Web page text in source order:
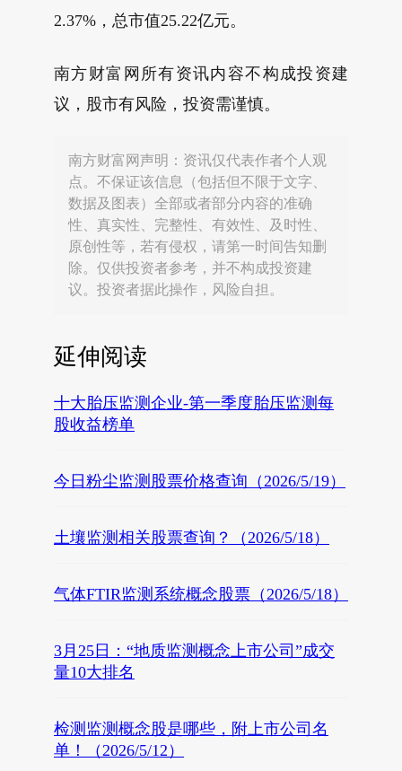
2.37%，总市值25.22亿元。
南方财富网所有资讯内容不构成投资建
议，股市有风险，投资需谨慎。
南方财富网声明：资讯仅代表作者个人观
点。不保证该信息（包括但不限于文字、
数据及图表）全部或者部分内容的准确
性、真实性、完整性、有效性、及时性、
原创性等，若有侵权，请第一时间告知删
除。仅供投资者参考，并不构成投资建
议。投资者据此操作，风险自担。
延伸阅读
十大胎压监测企业-第一季度胎压监测每
股收益榜单
今日粉尘监测股票价格查询（2026/5/19）
土壤监测相关股票查询？（2026/5/18）
气体FTIR监测系统概念股票（2026/5/18）
3月25日：“地质监测概念上市公司”成交
量10大排名
检测监测概念股是哪些，附上市公司名
单！（2026/5/12）